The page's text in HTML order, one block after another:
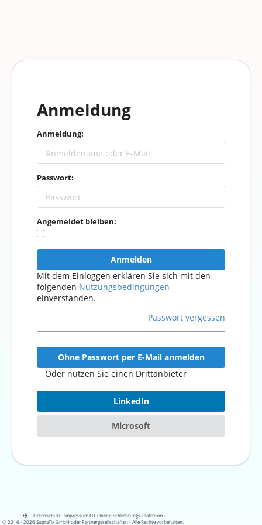
Anmeldung
Anmeldung:
Passwort:
Angemeldet bleiben:
Anmelden
Mit dem Einloggen erklären Sie sich mit den
folgenden Nutzungsbedingungen
einverstanden.
Passwort vergessen
Ohne Passwort per E-Mail anmelden
Oder nutzen Sie einen Drittanbieter
LinkedIn
Microsoft
· · ·Datenschutz·Impressum EU-Online-Schlichtungs-Plattform·
© 2016 - 2026 SupraTix GmbH oder Partnergesellschaften - Alle Rechte vorbehalten.